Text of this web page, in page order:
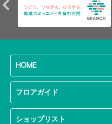
HOME
フロアガイド
ショップリスト